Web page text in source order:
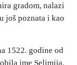
gradom, nalazi
još poznata i kao
1522. godine od
ime Selimija.